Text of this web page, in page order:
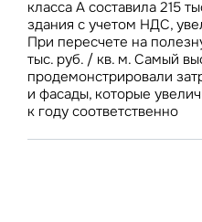
класса А составила 215
здания с учетом НДС,
При пересчете на
тыс. руб. / кв. м. Самый
продемонстрировали
и фасады, которые
к году соответственно
предложения на
на строительство будет
снижению ставок аренды